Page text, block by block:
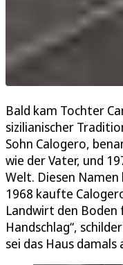
Bald kam Tochter
sizilianischer
Sohn Calogero,
wie der Vater, und
Welt. Diesen
1968 kaufte
Landwirt den Boden
Handschlag“,
sei das Haus